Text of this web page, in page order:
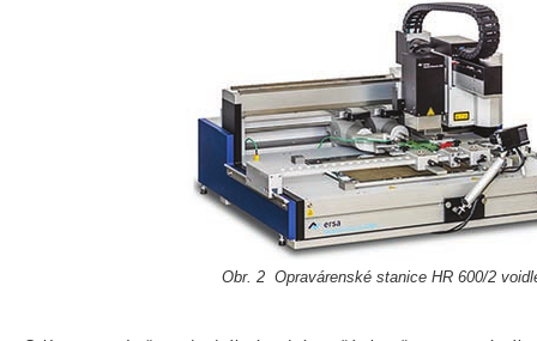
Obr. 2 Opravárenské stanice HR 600/2